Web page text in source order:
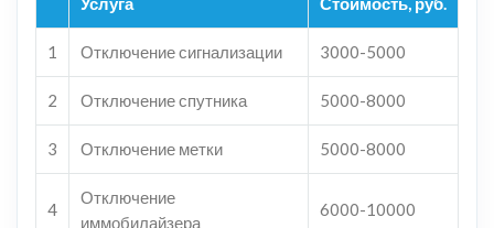
1 Отключение сигнализации 3000-5000
2 Отключение спутника 5000-8000
3 Отключение метки 5000-8000
4
Отключение
иммобилайзера
6000-10000